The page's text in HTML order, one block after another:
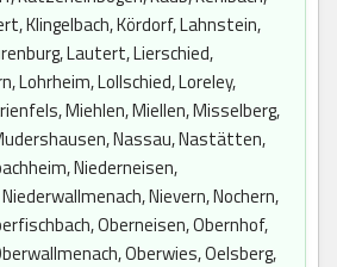
Klingelbach, Kördorf, Lahnstein,
Lautert, Lierschied,
Lohrheim, Lollschied, Loreley,
Miehlen, Miellen, Misselberg,
Nassau, Nastätten,
Niederneisen,
Nievern, Nochern,
Oberneisen, Obernhof,
Oberwies, Oelsberg,